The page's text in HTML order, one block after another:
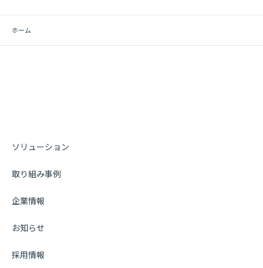
ホーム
ソリューション
取り組み事例
企業情報
お知らせ
採用情報